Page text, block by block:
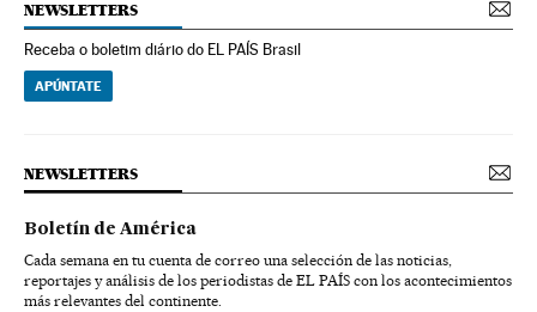
NEWSLETTERS
Receba o boletim diário do EL PAÍS Brasil
APÚNTATE
NEWSLETTERS
Boletín de América
Cada semana en tu cuenta de correo una selección de las noticias,
reportajes y análisis de los periodistas de EL PAÍS con los acontecimientos
más relevantes del continente.